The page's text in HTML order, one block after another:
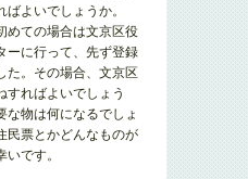
よいでしょうか。
めての場合は文京区役
ーに行って、先ず登録
た。その場合、文京区
すればよいでしょう
な物は何になるでしょ
民票とかどんなものが
です。